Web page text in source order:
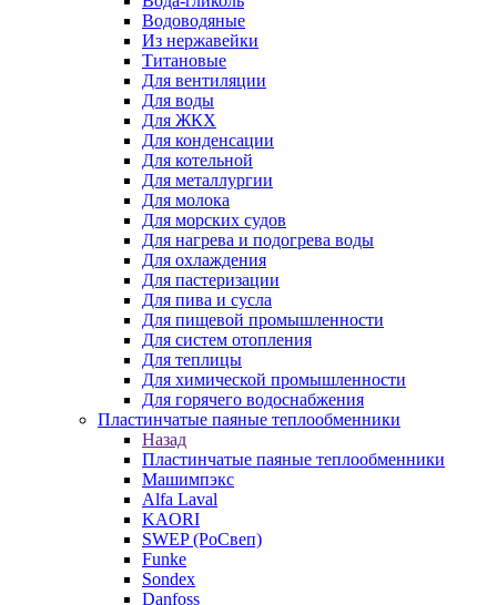
Водоводяные
Из нержавейки
Титановые
Для вентиляции
Для воды
Для ЖКХ
Для конденсации
Для котельной
Для металлургии
Для молока
Для морских судов
Для нагрева и подогрева воды
Для охлаждения
Для пастеризации
Для пива и сусла
Для пищевой промышленности
Для систем отопления
Для теплицы
Для химической промышленности
Для горячего водоснабжения
Пластинчатые паяные теплообменники
Назад
Пластинчатые паяные теплообменники
Машимпэкс
Alfa Laval
KAORI
SWEP (РоСвеп)
Funke
Sondex
Danfoss